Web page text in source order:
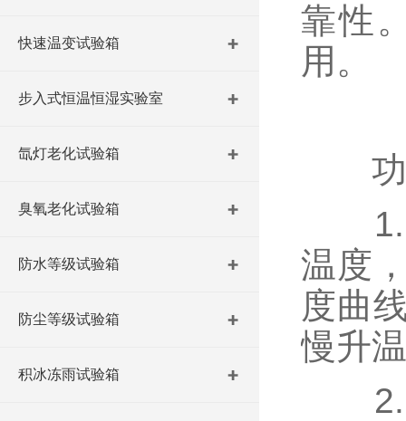
快速温变试验箱
步入式恒温恒湿实验室
氙灯老化试验箱
臭氧老化试验箱
防水等级试验箱
防尘等级试验箱
积冰冻雨试验箱
靠性
用。
功
1.温
温度
度曲
慢升
2.湿